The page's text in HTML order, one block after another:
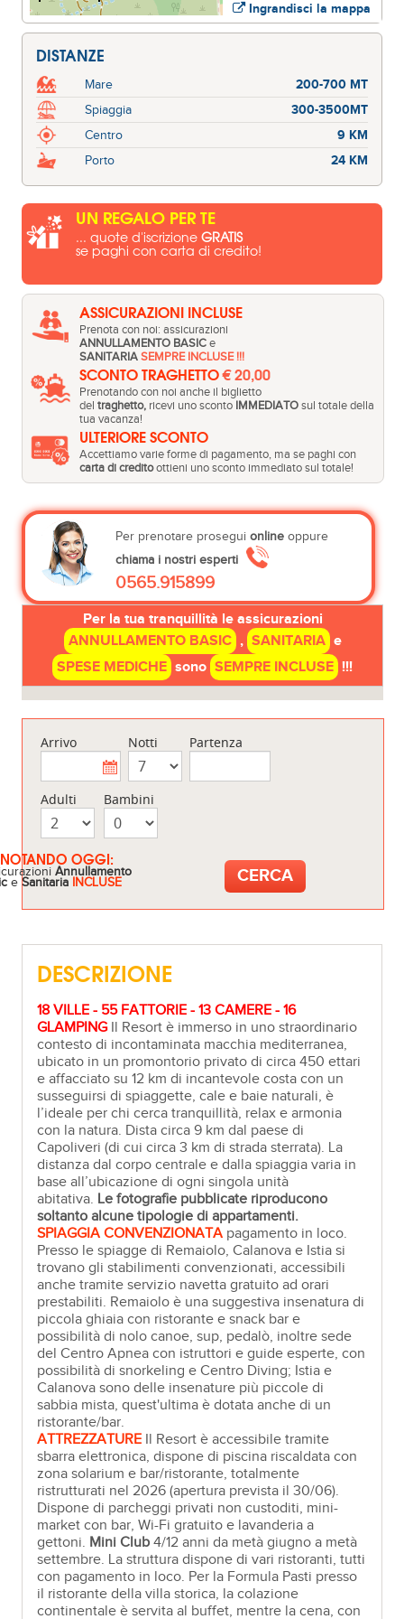
Ingrandisci la mappa
DISTANZE
Mare
200-700 MT
Spiaggia
300-3500MT
Centro
9 KM
Porto
24 KM
UN REGALO PER TE
... quote d'iscrizioneGRATIS
se paghi con carta di credito!
ASSICURAZIONI INCLUSE
Prenota con noi: assicurazioni
ANNULLAMENTO BASIC e
SANITARIA SEMPRE INCLUSE !!!
SCONTO TRAGHETTO€ 20,00
Prenotando con noi anche il biglietto
del traghetto, ricevi uno sconto IMMEDIATO sul totale della
tua vacanza!
ULTERIORE SCONTO
Accettiamo varie forme di pagamento, ma se paghi con
carta di creditoottieni uno sconto immediato sul totale!
Per prenotare prosegui onlineoppure
chiama i nostri esperti
0565.915899
Per la tua tranquillità le assicurazioni
ANNULLAMENTO BASIC , SANITARIA e
SPESE MEDICHE sono SEMPRE INCLUSE !!!
Arrivo Notti Partenza
Adulti Bambini
OGGI:
Annullamento
eSanitaria INCLUSE
DESCRIZIONE
18 VILLE - 55 FATTORIE - 13 CAMERE - 16
GLAMPING Il Resort è immerso in uno straordinario
contesto di incontaminata macchia mediterranea,
ubicato in un promontorio privato di circa 450 ettari
e affacciato su 12 km di incantevole costa con un
susseguirsi di spiaggette, cale e baie naturali, è
l’ideale per chi cerca tranquillità, relax e armonia
con la natura. Dista circa 9 km dal paese di
Capoliveri (di cui circa 3 km di strada sterrata). La
distanza dal corpo centrale e dalla spiaggia varia in
base all’ubicazione di ogni singola unità
abitativa. Le fotografie pubblicate riproducono
soltanto alcune tipologie di appartamenti.
SPIAGGIA CONVENZIONATA pagamento in loco.
Presso le spiagge di Remaiolo, Calanova e Istia si
trovano gli stabilimenti convenzionati, accessibili
anche tramite servizio navetta gratuito ad orari
prestabiliti. Remaiolo è una suggestiva insenatura di
piccola ghiaia con ristorante e snack bar e
possibilità di nolo canoe, sup, pedalò, inoltre sede
del Centro Apnea con istruttori e guide esperte, con
possibilità di snorkeling e Centro Diving; Istia e
Calanova sono delle insenature più piccole di
sabbia mista, quest'ultima è dotata anche di un
ristorante/bar.
ATTREZZATURE Il Resort è accessibile tramite
sbarra elettronica, dispone di piscina riscaldata con
zona solarium e bar/ristorante, totalmente
ristrutturati nel 2026 (apertura prevista il 30/06).
Dispone di parcheggi privati non custoditi, mini-
market con bar, Wi-Fi gratuito e lavanderia a
gettoni. Mini Club 4/12 anni da metà giugno a metà
settembre. La struttura dispone di vari ristoranti, tutti
con pagamento in loco. Per la Formula Pasti presso
il ristorante della villa storica, la colazione
continentale è servita al buffet, mentre la cena, con